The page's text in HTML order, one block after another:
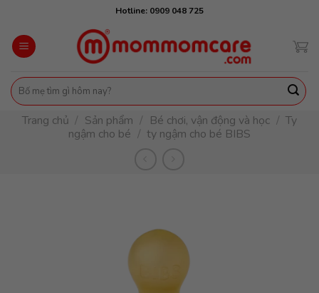
content
Hotline: 0909 048 725
Tìm
kiếm:
Trang chủ / Sản phẩm / Bé chơi, vận động và học / Ty
ngậm cho bé / ty ngậm cho bé BIBS